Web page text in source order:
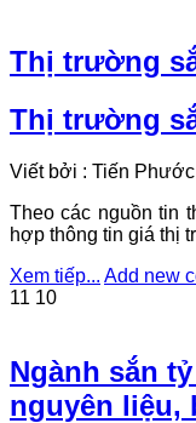
Thị trường
Thị trường
Viết bởi : Tiến Phước
Theo các nguồn tin
hợp thông tin giá thị
Xem tiếp... Add new
11 10
Ngành sắn
nguyên liệu,